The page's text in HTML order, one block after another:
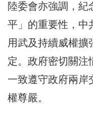
陸委會亦強調，紀
平」的重要性，中
用武及持續威權擴
定。政府密切關注
一致遵守政府兩岸
權尊嚴。